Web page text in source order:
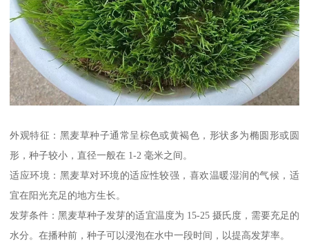
外观特征：黑麦草种子通常呈棕色或黄褐色，形状多为椭圆形或圆
形，种子较小，直径一般在 1-2 毫米之间。
适应环境：黑麦草对环境的适应性较强，喜欢温暖湿润的气候，适
宜在阳光充足的地方生长。
发芽条件：黑麦草种子发芽的适宜温度为 15-25 摄氏度，需要充足的
水分。在播种前，种子可以浸泡在水中一段时间，以提高发芽率。